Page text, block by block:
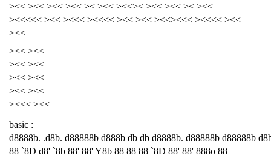
><< ><< ><< ><< >< ><< ><<>< ><< ><< >< ><<
><<<<< ><< ><<< ><<<< ><< ><< ><<><<< ><<<< ><<
><<
><< ><<
><< ><<
><< ><<
><< ><<
><<< ><<
basic :
d8888b. .d8b. d88888b d888b db db d8888b. d88888b d88888b
88 `8D d8' `8b 88' 88' Y8b 88 88 88 `8D 88' 88' 888o 88